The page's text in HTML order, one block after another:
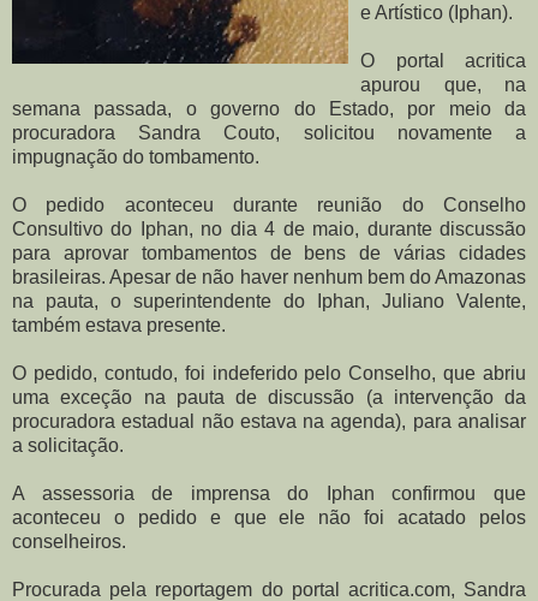
e Artístico (Iphan).
O portal acritica
apurou que, na
semana passada, o governo do Estado, por meio da
procuradora Sandra Couto, solicitou novamente a
impugnação do tombamento.
O pedido aconteceu durante reunião do Conselho
Consultivo do Iphan, no dia 4 de maio, durante discussão
para aprovar tombamentos de bens de várias cidades
brasileiras. Apesar de não haver nenhum bem do Amazonas
na pauta, o superintendente do Iphan, Juliano Valente,
também estava presente.
O pedido, contudo, foi indeferido pelo Conselho, que abriu
uma exceção na pauta de discussão (a intervenção da
procuradora estadual não estava na agenda), para analisar
a solicitação.
A assessoria de imprensa do Iphan confirmou que
aconteceu o pedido e que ele não foi acatado pelos
conselheiros.
Procurada pela reportagem do portal acritica.com, Sandra